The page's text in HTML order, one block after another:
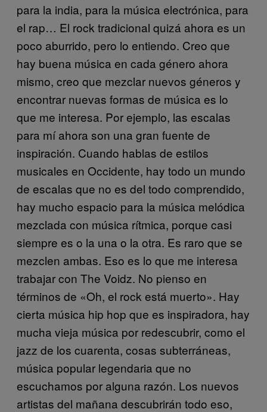
para la india, para la música electrónica, para
el rap… El rock tradicional quizá ahora es un
poco aburrido, pero lo entiendo. Creo que
hay buena música en cada género ahora
mismo, creo que mezclar nuevos géneros y
encontrar nuevas formas de música es lo
que me interesa. Por ejemplo, las escalas
para mí ahora son una gran fuente de
inspiración. Cuando hablas de estilos
musicales en Occidente, hay todo un mundo
de escalas que no es del todo comprendido,
hay mucho espacio para la música melódica
mezclada con música rítmica, porque casi
siempre es o la una o la otra. Es raro que se
mezclen ambas. Eso es lo que me interesa
trabajar con The Voidz. No pienso en
términos de «Oh, el rock está muerto». Hay
cierta música hip hop que es inspiradora, hay
mucha vieja música por redescubrir, como el
jazz de los cuarenta, cosas subterráneas,
música popular legendaria que no
escuchamos por alguna razón. Los nuevos
artistas del mañana descubrirán todo eso,